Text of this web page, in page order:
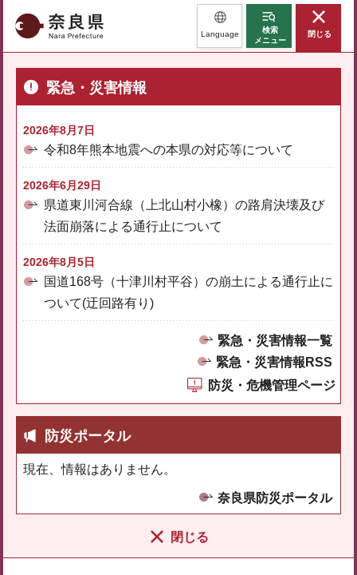
奈良県 Language
検索
メニュー
閉じる
緊急・災害情報
2026年8月7日
令和8年熊本地震への本県の対応等について
2026年6月29日
県道東川河合線（上北山村小橡）の路肩決壊及び
法面崩落による通行止について
2026年8月5日
国道168号（十津川村平谷）の崩土による通行止に
ついて(迂回路有り)
緊急・災害情報一覧
緊急・災害情報RSS
防災・危機管理ページ
防災ポータル
現在、情報はありません。
奈良県防災ポータル
閉じる